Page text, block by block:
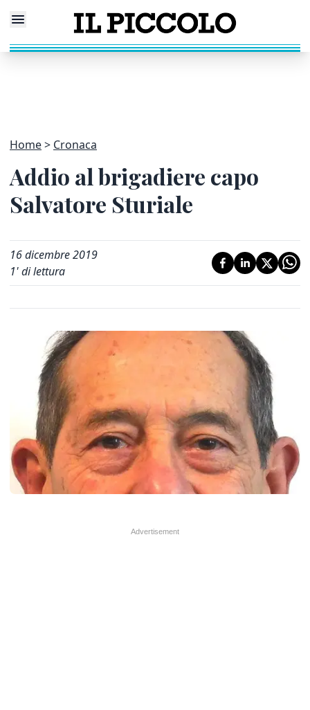
Home Cronaca
Addio al brigadiere capo
Salvatore Sturiale
16 dicembre 2019
1' di lettura